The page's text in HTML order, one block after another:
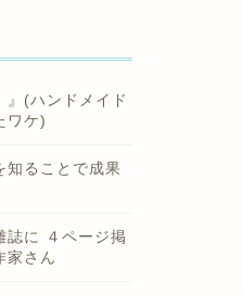
』(ハンドメイド
ワケ)
知ることで成果
誌に ４ページ掲
家さん